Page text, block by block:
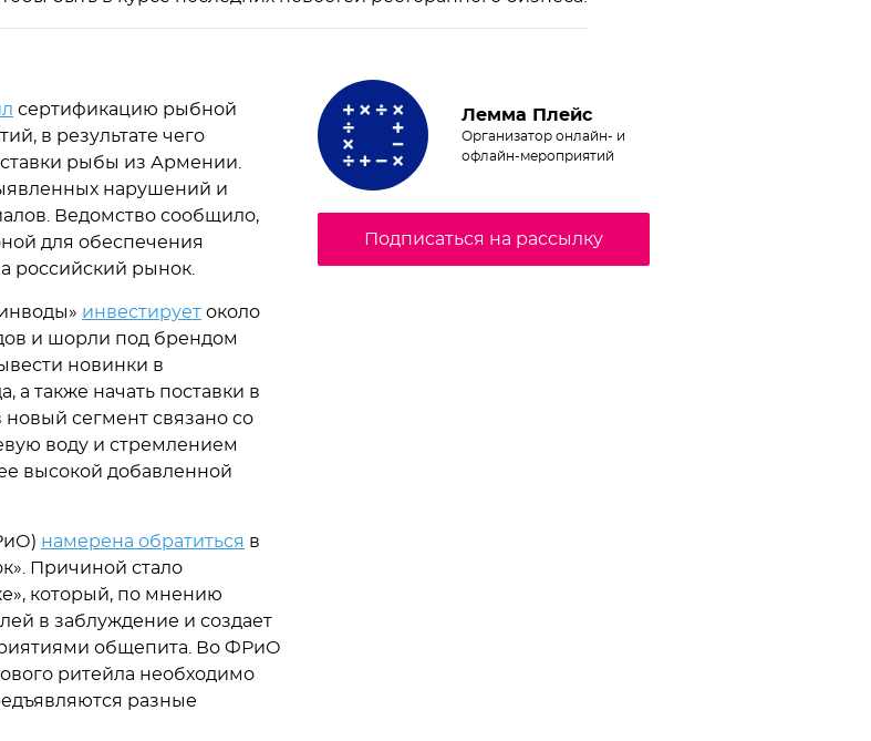
сертификацию рыбной
в результате чего
рыбы из Армении.
нарушений и
Ведомство сообщило,
для обеспечения
российский рынок.
инвестирует около
и шорли под брендом
новинки в
а также начать поставки в
новый сегмент связано со
воду и стремлением
высокой добавленной
намерена обратиться в
Причиной стало
который, по мнению
в заблуждение и создает
общепита. Во ФРиО
ритейла необходимо
разные
Лемма Плейс
Организатор онлайн- и
офлайн-мероприятий
Подписаться на рассылку